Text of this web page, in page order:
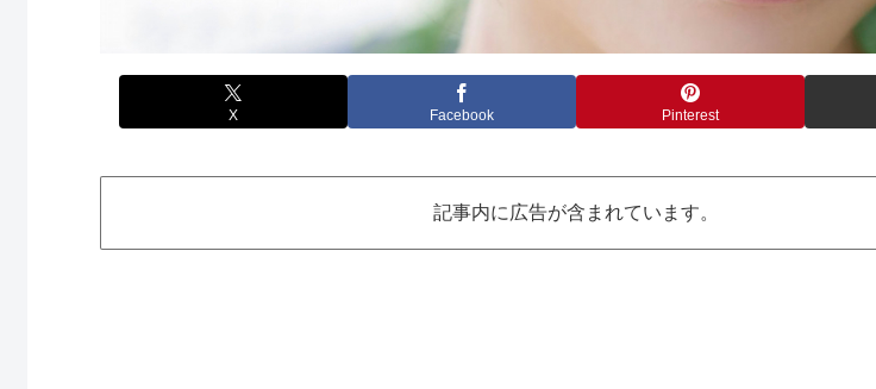
X Facebook Pinterest
記事内に広告が含まれています。